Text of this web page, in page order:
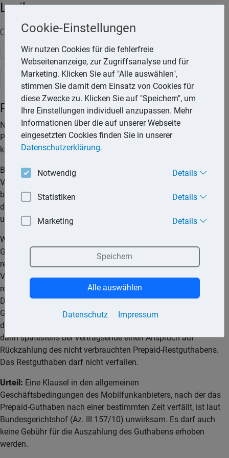
Lexika
Volltext-Suche in den Lexika
Suchen
Rechtslexikon
Prepaid-Vertrag
Neben Mobilfunkverträgen mit fester Laufzeit gibt es auch
Prepaid-Verträge für Personen, die wenig telefonieren und
keine festen Vertragslaufzeiten wünschen.
Bei einem Prepaid-Vertrag werden die Gebühren bereits im
Voraus bezahlt. Danach kann man telefonieren und surfen,
bis das Guthaben aufgebraucht ist. Es kann also immer nur
das vorhandene Guthaben genutzt werden, sodass also keine
unerwartet hohen Rechnungen auftreten können.
Wer sein Prepaid-Handy länger nicht nutzt und kein neues
Guthaben auflädt, muss nach einer bestimmten Zeit damit
rechnen, dass der Anbieter die SIM-Karte deaktiviert und den
Vertrag kündigt. Dieses Recht behält sich der Anbieter
regelmäßig in den allgemeinen Geschäftsbedingungen vor.
Dabei gelten in der Regel kurze Kündigungsfristen.
Grundsätzlich ist die Kündigung des Prepaid-Vertrags durch
den Anbieter zulässig. Allerdings hat der Mobilfunkkunde
dann spätestens bei Vertragsende einen Anspruch auf
Rückzahlung des nicht verbrauchten Prepaid-Restguthabens.
Das Restguthaben darf nicht verfallen.
Urteil: Eine Klausel in den allgemeinen
Geschäftsbedingungen des Mobilfunkanbieters, nach der das
Prepaid-Guthaben nach einer bestimmten Zeit verfällt, ist laut
Bundesgerichtshof (Az. III 157/10) unwirksam. Es darf auch
keine Gebühr für die Auszahlung des Guthabens erhoben
werden.
Cookie-Einstellungen
Wir nutzen Cookies für die fehlerfreie
Webseitenanzeige, zur Zugriffsanalyse und für
Marketing. Klicken Sie auf "Alle auswählen",
stimmen Sie damit dem Einsatz von Cookies für
diese Zwecke zu. Klicken Sie auf "Speichern", um
Ihre Einstellungen individuell anzupassen. Mehr
Informationen über die auf unserer Webseite
eingesetzten Cookies finden Sie in unserer
Datenschutzerklärung.
Notwendig Details
Statistiken Details
Marketing Details
Datenschutz Impressum
Speichern
Alle auswählen